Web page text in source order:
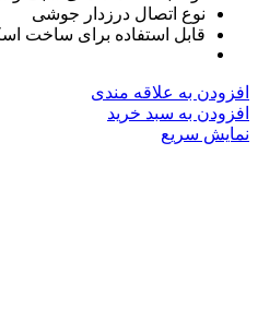
نوع اتصال درزدار جوشی
قابل استفاده برای ساخت
افزودن به علاقه مندی
افزودن به سبد خرید
نمایش سریع